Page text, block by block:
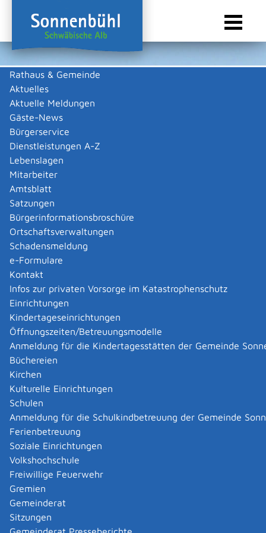
Rathaus & Gemeinde
Aktuelles
Aktuelle Meldungen
Gäste-News
Bürgerservice
Dienstleistungen A-Z
Lebenslagen
Mitarbeiter
Amtsblatt
Satzungen
Bürgerinformationsbroschüre
Ortschaftsverwaltungen
Schadensmeldung
e-Formulare
Kontakt
Infos zur privaten Vorsorge im Katastrophenschutz
Einrichtungen
Kindertageseinrichtungen
Öffnungszeiten/Betreuungsmodelle
Anmeldung für die Kindertagesstätten der Gemeinde
Büchereien
Kirchen
Kulturelle Einrichtungen
Schulen
Anmeldung für die Schulkindbetreuung der Gemeinde
Ferienbetreuung
Soziale Einrichtungen
Volkshochschule
Freiwillige Feuerwehr
Gremien
Gemeinderat
Sitzungen
Sie sind hier:
Gewerbeliste
steilhang medienproduktion
Betz Andreas
Zurück
||